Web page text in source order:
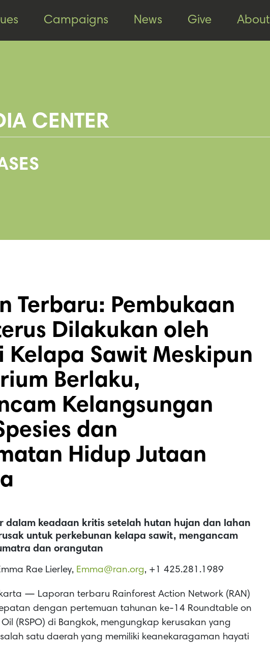
Campaigns News Give About
CENTER
Terbaru: Pembukaan
Dilakukan oleh
Kelapa Sawit Meskipun
Berlaku,
Kelangsungan
dan
Hidup Jutaan
dalam keadaan kritis setelah hutan hujan dan lahan
untuk perkebunan kelapa sawit, mengancam
dan orangutan
Rae Lierley, Emma@ran.org, +1 425.281.1989
— Laporan terbaru Rainforest Action Network (RAN)
dengan pertemuan tahunan ke-14 Roundtable on
(RSPO) di Bangkok, mengungkap kerusakan yang
satu daerah yang memiliki keanekaragaman hayati